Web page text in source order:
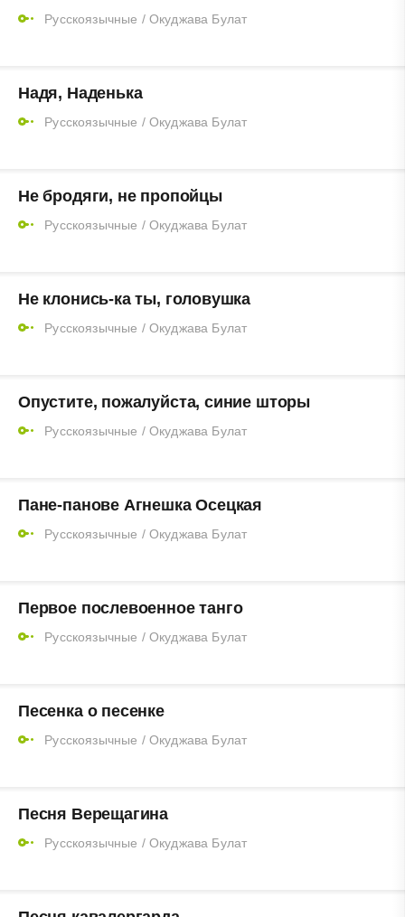
Русскоязычные / Окуджава Булат
Надя, Наденька
Русскоязычные / Окуджава Булат
Не бродяги, не пропойцы
Русскоязычные / Окуджава Булат
Не клонись-ка ты, головушка
Русскоязычные / Окуджава Булат
Опустите, пожалуйста, синие шторы
Русскоязычные / Окуджава Булат
Пане-панове Агнешка Осецкая
Русскоязычные / Окуджава Булат
Первое послевоенное танго
Русскоязычные / Окуджава Булат
Песенка о песенке
Русскоязычные / Окуджава Булат
Песня Верещагина
Русскоязычные / Окуджава Булат